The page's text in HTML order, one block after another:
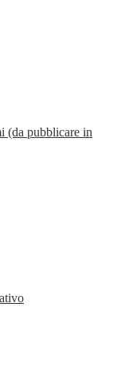
(da pubblicare in